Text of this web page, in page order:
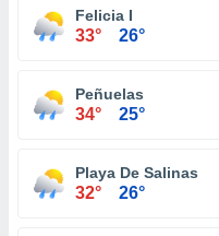
Felicia I
33° 26°
Peñuelas
34° 25°
Playa De Salinas
32° 26°